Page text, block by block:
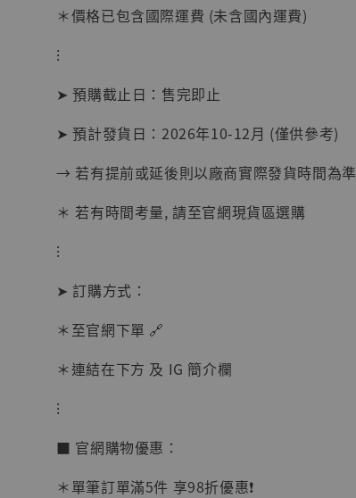
NT$ 1,500
- +
加入購物車
加購優惠【讓子彈飛 鵝城縣長 張麻子 [BK01]】
BJSTUDIO 1/6系列
可動蒐藏人偶 讓子
彈飛 鵝城縣長 張麻
＊價格已包含國際運費 (未含國內運費)
⁝
➤ 預購截止日：售完即止
➤ 預計發貨日：2026年10-12月 (僅供參考)
→ 若有提前或延後則以廠商實際發貨時間為準
＊ 若有時間考量, 請至官網現貨區選購
⁝
➤ 訂購方式：
＊至官網下單 🔗
＊連結在下方 及 IG 簡介欄
⁝
■ 官網購物優惠：
＊單筆訂單滿5件 享98折優惠❗️